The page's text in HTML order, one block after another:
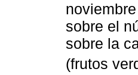
sobre el
sobre la
(frutos